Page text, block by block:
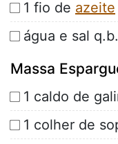
1 fio de azeite
água e sal q.b.
Massa
1 caldo de
1 colher de